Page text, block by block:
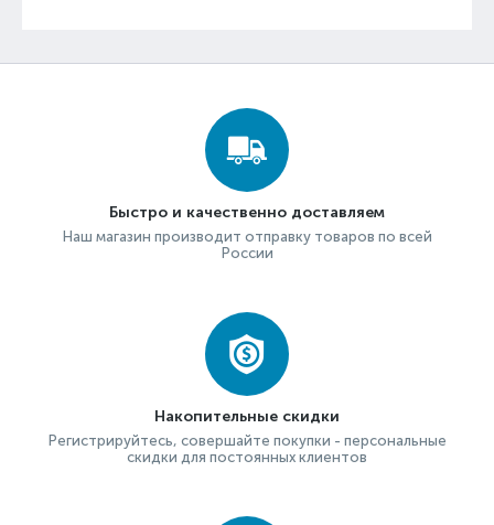
Быстро и качественно доставляем
Наш магазин производит отправку товаров по всей
России
Накопительные скидки
Регистрируйтесь, совершайте покупки - персональные
скидки для постоянных клиентов